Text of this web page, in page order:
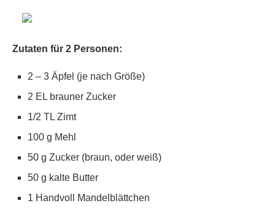
Zutaten für 2 Personen:
2 – 3 Äpfel (je nach Größe)
2 EL brauner Zucker
1/2 TL Zimt
100 g Mehl
50 g Zucker (braun, oder weiß)
50 g kalte Butter
1 Handvoll Mandelblättchen